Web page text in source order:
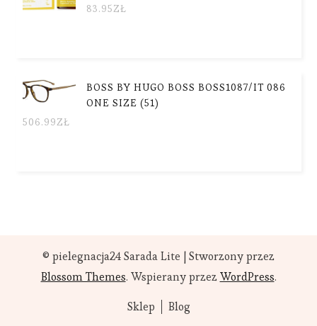
83.95ZŁ
BOSS BY HUGO BOSS BOSS1087/IT 086
ONE SIZE (51)
506.99ZŁ
© pielegnacja24Sarada Lite | Stworzony przez
Blossom Themes. Wspierany przez WordPress.
Sklep
Blog